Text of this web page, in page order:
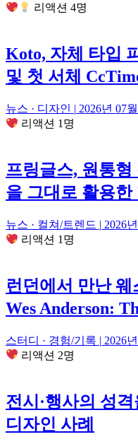
리액션 4명
Koto, 자체 타입
및 첫 서체
뉴스 · 디자인 | 2026년 07
리액션 1명
프링글스, 원통
을 그대로 활용한
뉴스 · 컬쳐/트렌드 | 2026
리액션 1명
런던에서 만난
Wes Anderson:
스터디 · 경험/기록 | 2026
리액션 2명
전시·행사의 성
디자인 사례